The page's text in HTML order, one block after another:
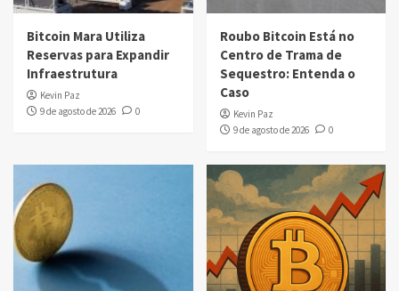
Bitcoin Mara Utiliza
Reservas para Expandir
Infraestrutura
Kevin Paz
9 de agosto de 2026
0
Roubo Bitcoin Está no
Centro de Trama de
Sequestro: Entenda o
Caso
Kevin Paz
9 de agosto de 2026
0